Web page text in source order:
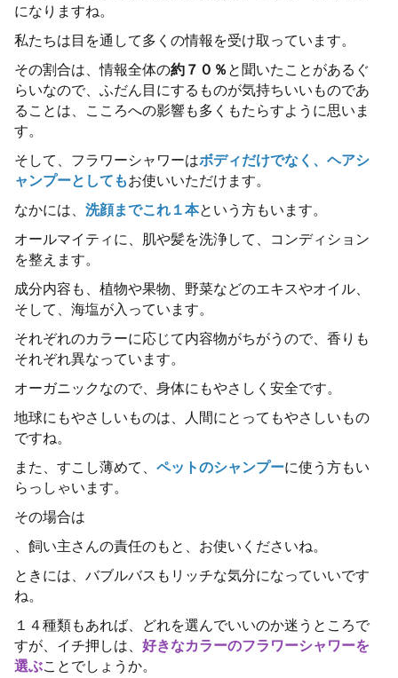
になりますね。
私たちは目を通して多くの情報を受け取っています。
その割合は、情報全体の約７０％ と聞いたことがあるぐ
らいなので、ふだん目にするものが気持ちいいものであ
ることは、こころへの影響も多くもたらすように思いま
す。
そして、フラワーシャワーはボディだけでなく、ヘアシ
ャンプーとしてもお使いいただけます。
なかには、洗顔までこれ１本という方もいます。
オールマイティに、肌や髪を洗浄して、コンディション
を整えます。
成分内容も、植物や果物、野菜などのエキスやオイル、
そして、海塩が入っています。
それぞれのカラーに応じて内容物がちがうので、香りも
それぞれ異なっています。
オーガニックなので、身体にもやさしく安全です。
地球にもやさしいものは、人間にとってもやさしいもの
ですね。
また、すこし薄めて、ペットのシャンプーに使う方もい
らっしゃいます。
その場合は
、飼い主さんの責任のもと、お使いくださいね。
ときには、バブルバスもリッチな気分になっていいです
ね。
１４種類もあれば、どれを選んでいいのか迷うところで
すが、イチ押しは、好きなカラーのフラワーシャワーを
選ぶことでしょうか。